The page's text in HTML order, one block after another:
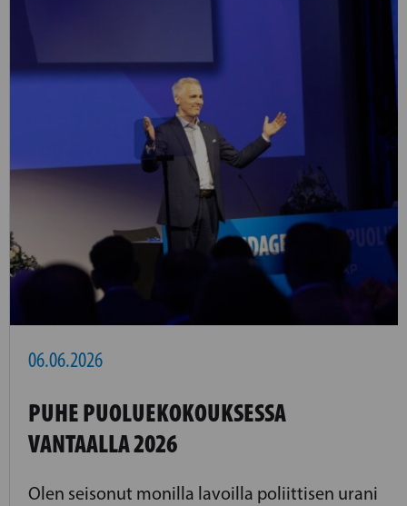
06.06.2026
PUHE PUOLUEKOKOUKSESSA
VANTAALLA 2026
Olen seisonut monilla lavoilla poliittisen urani